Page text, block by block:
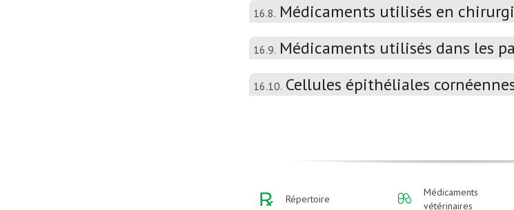
16.8. Médicaments utilisés en
16.9. Médicaments utilisés dans les
16.10. Cellules épithéliales
Répertoire
Médicaments
vétérinaires